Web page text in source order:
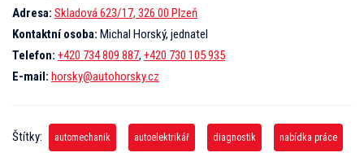
Adresa: Skladová 623/17, 326 00 Plzeň
Kontaktní osoba: Michal Horský, jednatel
Telefon: +420 734 809 887, +420 730 105 935
E-mail: horsky@autohorsky.cz
Štítky: automechanik autoelektrikář diagnostik nabídka práce